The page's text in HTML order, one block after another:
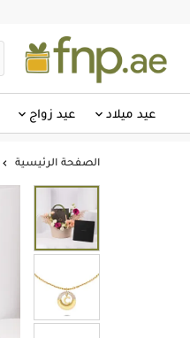
عيد ميلاد عيد زواج
الصفحة الرئيسية 